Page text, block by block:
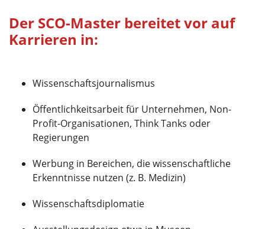
Der SCO-Master bereitet vor auf
Karrieren in:
Wissenschaftsjournalismus
Öffentlichkeitsarbeit für Unternehmen, Non-
Profit-Organisationen, Think Tanks oder
Regierungen
Werbung in Bereichen, die wissenschaftliche
Erkenntnisse nutzen (z. B. Medizin)
Wissenschaftsdiplomatie